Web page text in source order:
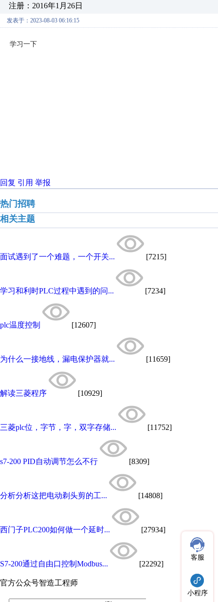
注册：2016年1月26日
发表于：2023-08-03 06:16:15
学习一下
回复 引用 举报
热门招聘
相关主题
面试遇到了一个难题，一个开关... [7215]
学习和利时PLC过程中遇到的问... [7234]
plc温度控制 [12607]
为什么一接地线，漏电保护器就... [11659]
解读三菱程序 [10929]
三菱plc位，字节，字，双字存储... [11752]
s7-200 PID自动调节怎么不行 [8309]
分析分析这把电动剃头剪的工... [14808]
西门子PLC200如何做一个延时... [27934]
S7-200通过自由口控制Modbus... [22292]
官方公众号智造工程师
客服
小程序